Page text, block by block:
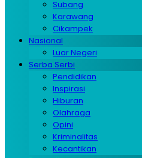
Subang
Karawang
Cikampek
Nasional
Luar Negeri
Serba Serbi
Pendidikan
Inspirasi
Hiburan
Olahraga
Opini
Kriminalitas
Kecantikan